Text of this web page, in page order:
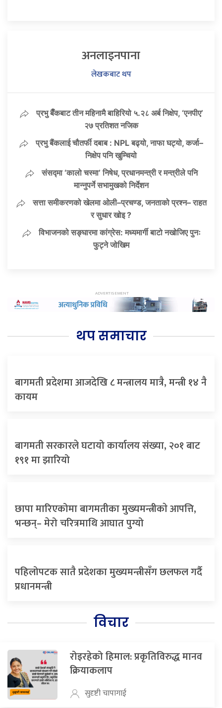
अनलाइनपाना
लेखकबाट थप
प्रभु बैँकबाट तीन महिनामै बाहिरियो ५.२८ अर्ब निक्षेप, ‘एनपीए’
२७ प्रतिशत नजिक
प्रभु बैंकलाई चौतर्फी दबाब : NPL बढ्यो, नाफा घट्यो, कर्जा–
निक्षेप पनि खुम्चियो
संसद्मा ‘कालो चस्मा’ निषेध, प्रधानमन्त्री र मन्त्रीले पनि
मान्नुपर्ने सभामुखको निर्देशन
सत्ता समीकरणको खेलमा ओली–प्रचण्ड, जनताको प्रश्न– राहत
र सुधार खोइ ?
विभाजनको सङ्घारमा कांग्रेस: मध्यमार्गी बाटो नखोजिए पुनः
फुट्ने जोखिम
थप समाचार
बागमती प्रदेशमा आजदेखि ८ मन्त्रालय मात्रै, मन्त्री १४ नै
कायम
बागमती सरकारले घटायो कार्यालय संख्या, २०१ बाट
१९१ मा झारियो
छापा मारिएकोमा बागमतीका मुख्यमन्त्रीकाे आपत्ति,
भन्छन्– मेरो चरित्रमाथि आघात पुग्यो
पहिलोपटक सातै प्रदेशका मुख्यमन्त्रीसँग छलफल गर्दै
प्रधानमन्त्री
विचार
रोइरहेको हिमाल: प्रकृतिविरुद्ध मानव
क्रियाकलाप
सुदृष्टी चापागाई